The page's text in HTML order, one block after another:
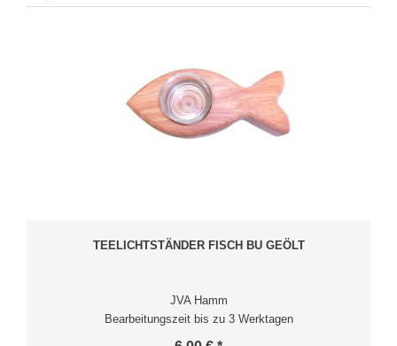
TEELICHTSTÄNDER FISCH BU GEÖLT
JVA Hamm
Bearbeitungszeit bis zu 3 Werktagen